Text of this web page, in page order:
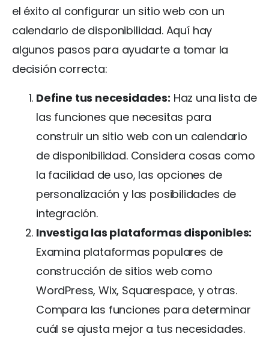
el éxito al configurar un sitio web con un
calendario de disponibilidad. Aquí hay
algunos pasos para ayudarte a tomar la
decisión correcta:
Define tus necesidades: Haz una lista de
las funciones que necesitas para
construir un sitio web con un calendario
de disponibilidad. Considera cosas como
la facilidad de uso, las opciones de
personalización y las posibilidades de
integración.
Investiga las plataformas disponibles:
Examina plataformas populares de
construcción de sitios web como
WordPress, Wix, Squarespace, y otras.
Compara las funciones para determinar
cuál se ajusta mejor a tus necesidades.